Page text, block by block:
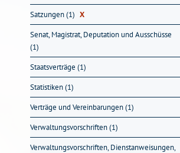
Satzungen (1) X
Senat, Magistrat, Deputation und Ausschüsse
(1)
Staatsverträge (1)
Statistiken (1)
Verträge und Vereinbarungen (1)
Verwaltungsvorschriften (1)
Verwaltungsvorschriften, Dienstanweisungen,